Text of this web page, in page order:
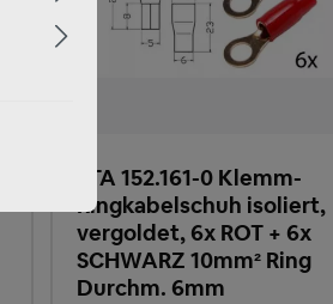
RTA 152.161-0 Klemm-
Ringkabelschuh isoliert,
vergoldet, 6x ROT + 6x
SCHWARZ 10mm² Ring
Durchm. 6mm